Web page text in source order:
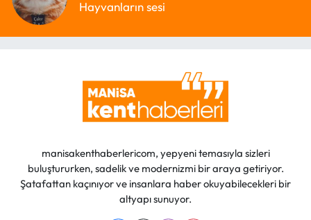
Hayvanların sesi
manisakenthaberlericom, yepyeni temasıyla sizleri
buluştururken, sadelik ve modernizmi bir araya getiriyor.
Şatafattan kaçınıyor ve insanlara haber okuyabilecekleri bir
altyapı sunuyor.